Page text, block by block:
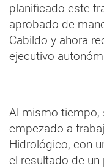
planificado este
aprobado de
Cabildo y ahora
ejecutivo
Al mismo tiempo,
empezado a
Hidrológico, con
el resultado de